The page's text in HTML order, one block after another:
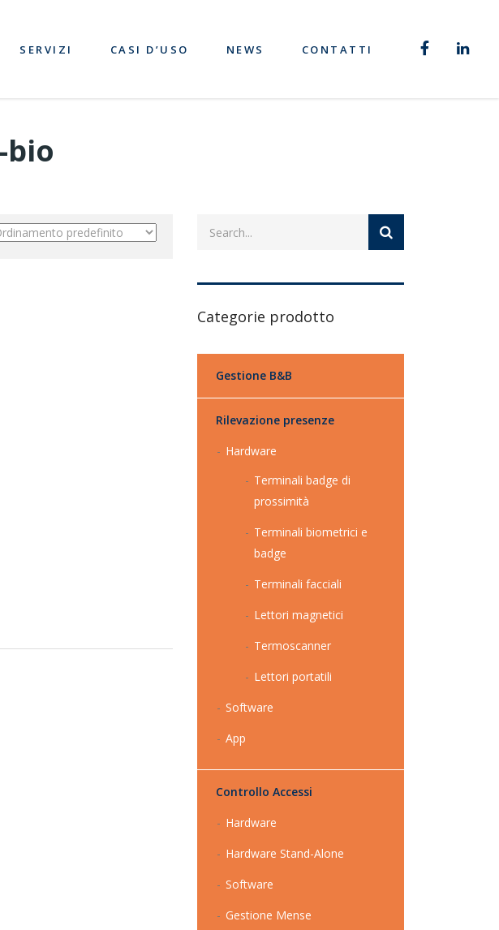
SERVIZI CASI D’USO NEWS CONTATTI
Categorie prodotto
Gestione B&B
Rilevazione presenze
Hardware
Terminali badge di
prossimità
Terminali biometrici e
badge
Terminali facciali
Lettori magnetici
Termoscanner
Lettori portatili
Software
App
Controllo Accessi
Hardware
Hardware Stand-Alone
Software
Gestione Mense